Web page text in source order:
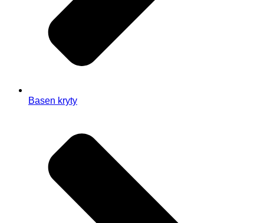
Basen kryty